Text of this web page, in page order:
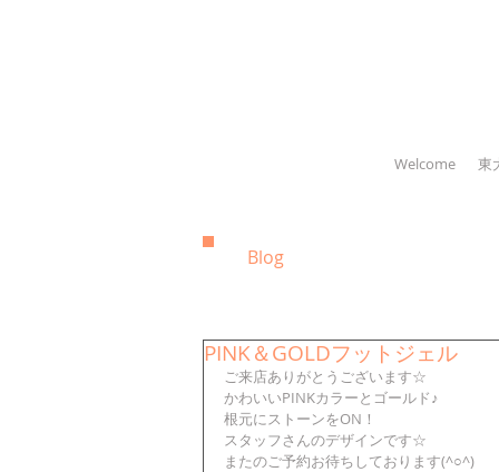
Welcome 東
Blog
PINK＆GOLDフットジェル
ご来店ありがとうございます☆
かわいいPINKカラーとゴールド♪
根元にストーンをON！
スタッフさんのデザインです☆
またのご予約お待ちしております(^○^)